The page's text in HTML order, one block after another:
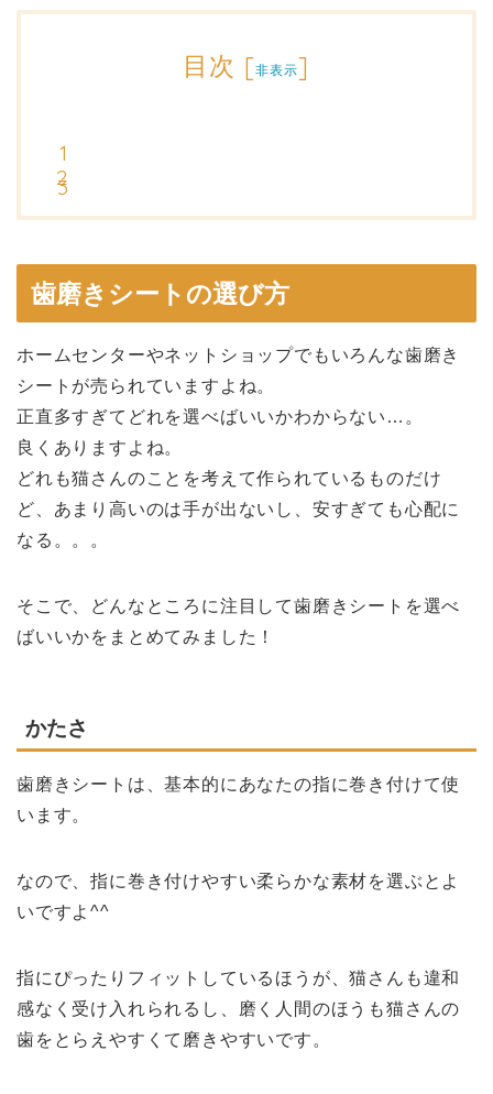
目次 [非表示]
歯磨きシートの選び方
ホームセンターやネットショップでもいろんな歯磨き
シートが売られていますよね。
正直多すぎてどれを選べばいいかわからない…。
良くありますよね。
どれも猫さんのことを考えて作られているものだけ
ど、あまり高いのは手が出ないし、安すぎても心配に
なる。。。
そこで、どんなところに注目して歯磨きシートを選べ
ばいいかをまとめてみました！
かたさ
歯磨きシートは、基本的にあなたの指に巻き付けて使
います。
なので、指に巻き付けやすい柔らかな素材を選ぶとよ
いですよ^^
指にぴったりフィットしているほうが、猫さんも違和
感なく受け入れられるし、磨く人間のほうも猫さんの
歯をとらえやすくて磨きやすいです。